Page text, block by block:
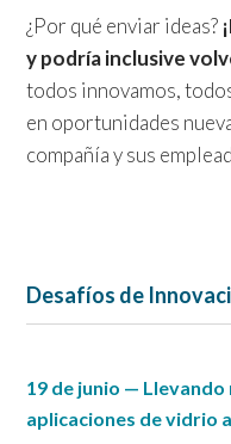
¿Por qué enviar ideas?
y podría inclusive
todos innovamos,
en oportunidades
compañía y sus
Desafíos de
19 de junio —
aplicaciones de vidrio